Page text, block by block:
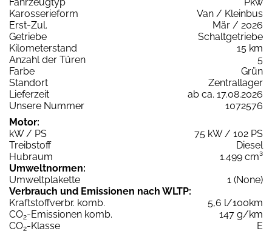
Karosserieform
Van / Kleinbus
Erst-Zul.
Mär / 2026
Getriebe
Schaltgetriebe
Kilometerstand
15 km
Anzahl der Türen
5
Farbe
Grün
Standort
Zentrallager
Lieferzeit
ab ca. 17.08.2026
Unsere Nummer
1072576
Motor:
kW / PS
75 kW / 102 PS
Treibstoff
Diesel
Hubraum
1.499 cm³
Umweltnormen:
Umweltplakette
1 (None)
Verbrauch und Emissionen nach WLTP:
Kraftstoffverbr. komb.
5,6 l/100km
CO2-Emissionen komb.
147 g/km
CO2-Klasse
E